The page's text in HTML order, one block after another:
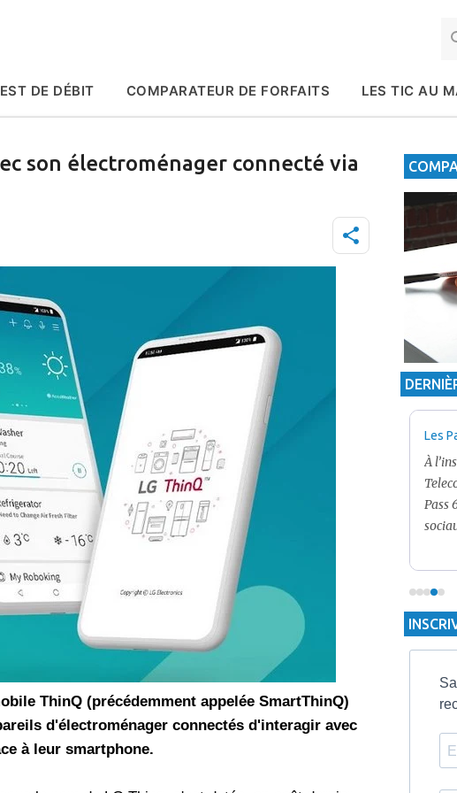
DE DÉBIT COMPARATEUR DE FORFAITS LES TIC AU
son électroménager connecté via
ThinQ (précédemment appelée SmartThinQ)
d'électroménager connectés d'interagir avec
à leur smartphone.
réseaux sociaux
inwi fait
accès à
Snapchat voire
au
offre
23 mars 2026,
Promotion Orange Maroc: Recharge x25 +
Internet
Nouveau! Orange Maroc multiplie les recharges
de ses clients mobiles en prépayé par 25 et ce,
pour toute recharge de 30 Dh ou plus. De plus,
Orange offre, suite à n'importe quelle recharge,
un volume d'internet variant selon le montant de
ladite recharge. La durée de validité du volume
d'internet est de 7 jours alors que celle du solde
Les
À
Pass
5 Dh